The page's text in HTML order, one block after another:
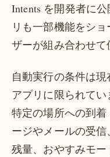
Intents を開発者に
リも一部機能をシ
ザーが組み合わせて
自動実行の条件は
アプリに限られてい
特定の場所への到
ージやメールの受
残量、おやすみモー